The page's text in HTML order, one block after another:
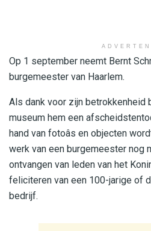
Op 1 september neemt Bernt
burgemeester van Haarlem.
Als dank voor zijn betrokkenheid
museum hem een
hand van fotoâs en objecten
werk van een burgemeester nog
ontvangen van leden van het
feliciteren van een 100-jarige of
bedrijf.